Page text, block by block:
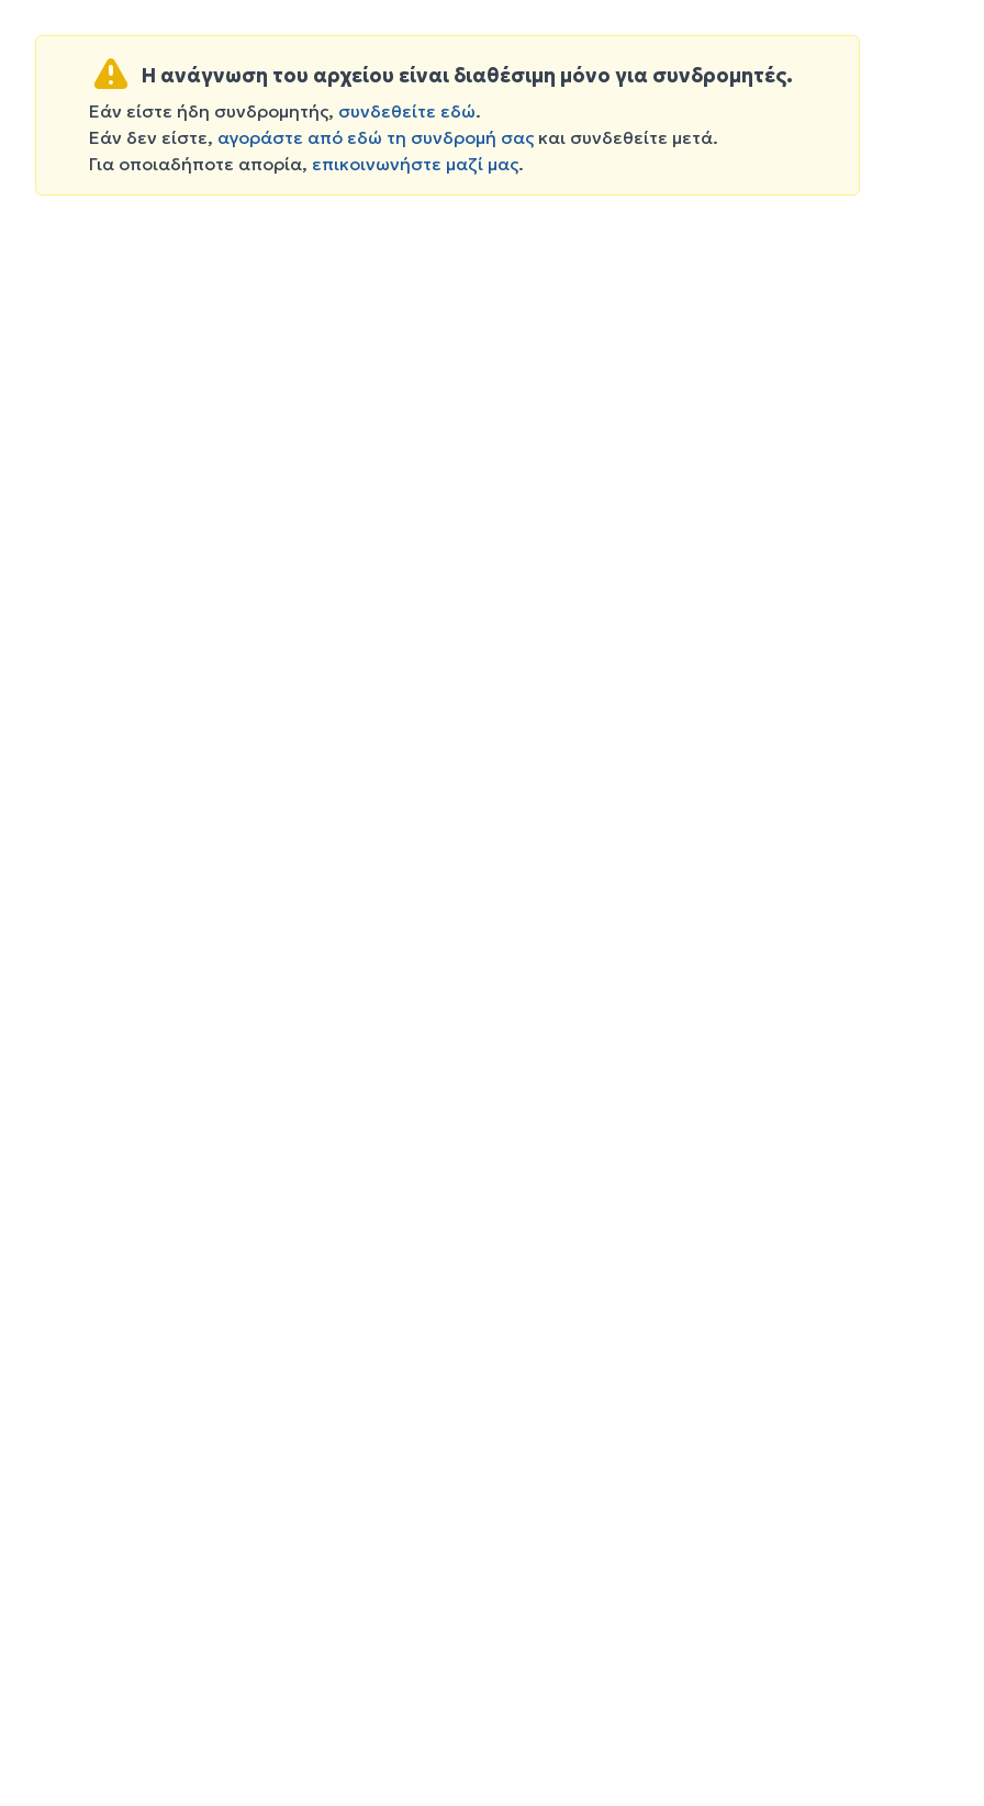
Η ανάγνωση του αρχείου είναι διαθέσιμη μόνο για συνδρομητές.
Εάν είστε ήδη συνδρομητής, συνδεθείτε εδώ.
Εάν δεν είστε, αγοράστε από εδώ τη συνδρομή σας και συνδεθείτε μετά.
Για οποιαδήποτε απορία, επικοινωνήστε μαζί μας.